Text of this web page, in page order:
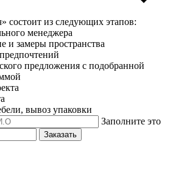
из следующих этапов:
менеджера
и замеры пространства
предложения с подобранной
вывоз упаковки
Заполните это
Заказать